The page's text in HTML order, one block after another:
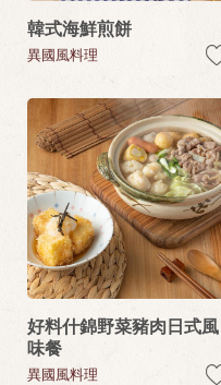
韓式海鮮煎餅
異國風料理
好料什錦野菜豬肉日式風
味餐
異國風料理